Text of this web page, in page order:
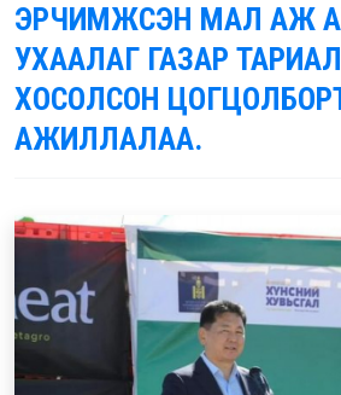
ЭРЧИМЖСЭН МАЛ АЖ
УХААЛАГ ГАЗАР
ХОСОЛСОН
АЖИЛЛАЛАА.